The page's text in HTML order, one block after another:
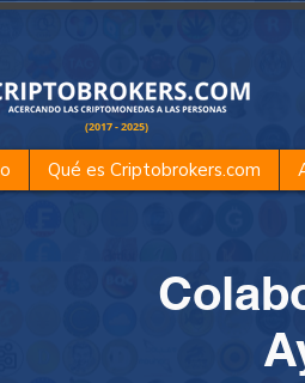
(2017 - 2025)
Qué es Criptobrokers.com